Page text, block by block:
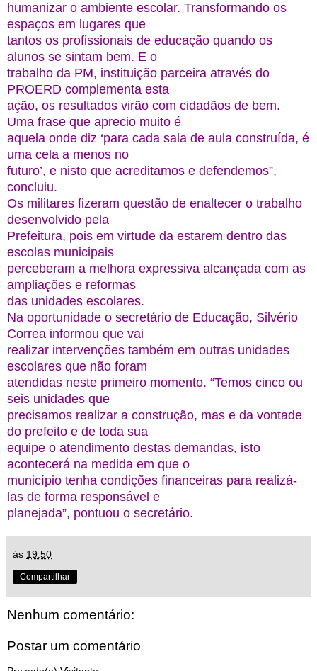
humanizar o ambiente escolar. Transformando os
espaços em lugares que
tantos os profissionais de educação quando os
alunos se sintam bem. E o
trabalho da PM, instituição parceira através do
PROERD complementa esta
ação, os resultados virão com cidadãos de bem.
Uma frase que aprecio muito é
aquela onde diz ‘para cada sala de aula construída, é
uma cela a menos no
futuro’, e nisto que acreditamos e defendemos”,
concluiu.
Os militares fizeram questão de enaltecer o trabalho
desenvolvido pela
Prefeitura, pois em virtude da estarem dentro das
escolas municipais
perceberam a melhora expressiva alcançada com as
ampliações e reformas
das unidades escolares.
Na oportunidade o secretário de Educação, Silvério
Correa informou que vai
realizar intervenções também em outras unidades
escolares que não foram
atendidas neste primeiro momento. “Temos cinco ou
seis unidades que
precisamos realizar a construção, mas e da vontade
do prefeito e de toda sua
equipe o atendimento destas demandas, isto
acontecerá na medida em que o
município tenha condições financeiras para realizá-
las de forma responsável e
planejada”, pontuou o secretário.
às 19:50
Compartilhar
Nenhum comentário:
Postar um comentário